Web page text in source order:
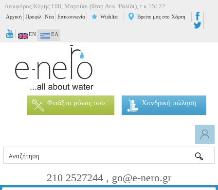
Λεωφόρος Κύμης 108, Μαρούσι (θέση Ανω Ψαλίδι), τ.κ.15122
Αρχική Προφίλ Νέα Επικοινωνία Wishlist Βρείτε μας στο Χάρτη
EN ΕΛ
Χονδρική πώληση
Φτιάξτο μόνος σου
210 2527244 , go@e-nero.gr